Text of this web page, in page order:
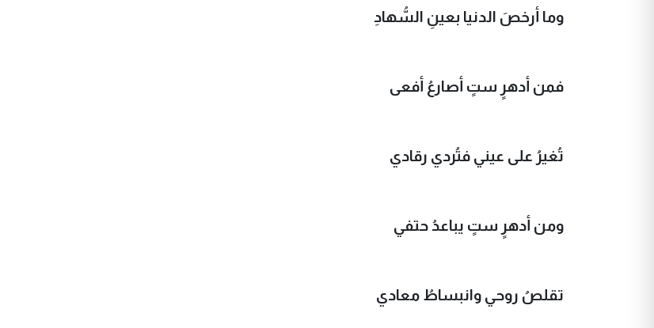
وما أرخصَ الدنيا بعينِ السُّهادِ
فمن أدهرٍ ستٍ أصارعُ أفعى
تُغيرُ على عيني فتُردي رقادي
ومن أدهرٍ ستٍ يباعدُ حتفي
تقلصُ روحي وانبساطُ معادي